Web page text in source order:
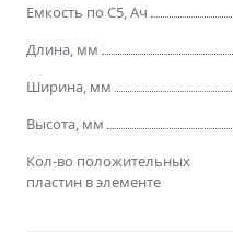
Емкость по C5, Ач
Длина, мм
Ширина, мм
Высота, мм
Кол-во положительных
пластин в элементе